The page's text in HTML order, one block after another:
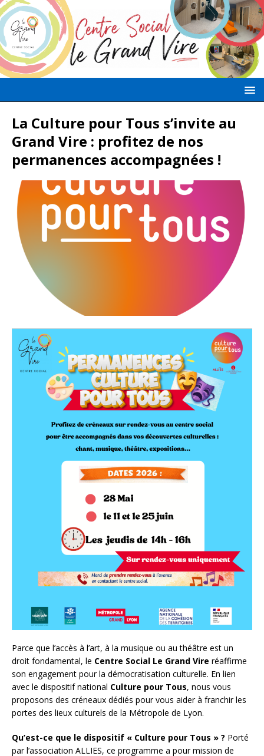
La Culture pour Tous s’invite au
Grand Vire : profitez de nos
permanences accompagnées !
Parce que l’accès à l’art, à la musique ou au théâtre est un
droit fondamental, le Centre Social Le Grand Vire réaffirme
son engagement pour la démocratisation culturelle. En lien
avec le dispositif national Culture pour Tous, nous vous
proposons des créneaux dédiés pour vous aider à franchir les
portes des lieux culturels de la Métropole de Lyon.
Qu’est-ce que le dispositif « Culture pour Tous » ? Porté
par l’association ALLIES, ce programme a pour mission de